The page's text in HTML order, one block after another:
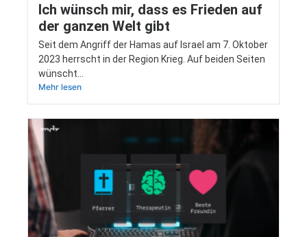
Ich wünsch mir, dass es Frieden auf
der ganzen Welt gibt
Seit dem Angriff der Hamas auf Isra­el am 7. Okto­ber
2023 herrscht in der Regi­on Krieg. Auf bei­den Sei­ten
wünscht…
Mehr lesen